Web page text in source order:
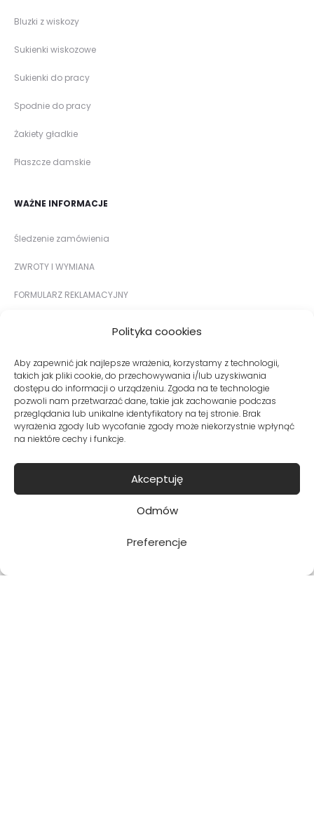
Polityka coookies
Aby zapewnić jak najlepsze wrażenia, korzystamy z technologii,
takich jak pliki cookie, do przechowywania i/lub uzyskiwania
dostępu do informacji o urządzeniu. Zgoda na te technologie
pozwoli nam przetwarzać dane, takie jak zachowanie podczas
przeglądania lub unikalne identyfikatory na tej stronie. Brak
wyrażenia zgody lub wycofanie zgody może niekorzystnie wpłynąć
na niektóre cechy i funkcje.
Akceptuję
Odmów
Preferencje
Bluzki z wiskozy
Sukienki wiskozowe
Sukienki do pracy
Spodnie do pracy
Żakiety gładkie
Płaszcze damskie
WAŻNE INFORMACJE
Śledzenie zamówienia
ZWROTY I WYMIANA
FORMULARZ REKLAMACYJNY
TABELA ROZMIARÓW
Potwierdzam, że chcę dołączyć i
zapoznałam/em się z polityką prywatności.